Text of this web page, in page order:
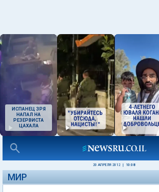
ИСПАНЕЦ ЗРЯ
НАПАЛ НА
РЕЗЕРВИСТА
ЦАХАЛА
20 АПРЕЛЯ 2012 10:08
МИР